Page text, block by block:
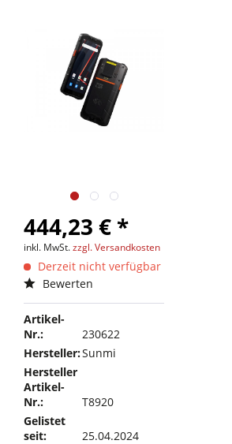
444,23 € *
inkl. MwSt.zzgl. Versandkosten
Derzeit nicht verfügbar
Bewerten
Artikel-
Nr.:
230622
Hersteller:Sunmi
Hersteller
Artikel-
Nr.:
T8920
Gelistet
seit:
25.04.2024